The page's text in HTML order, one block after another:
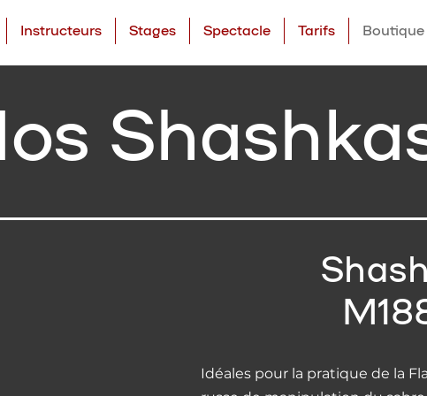
Instructeurs Stages Spectacle Tarifs Boutique
Idéales pour la pratique de la